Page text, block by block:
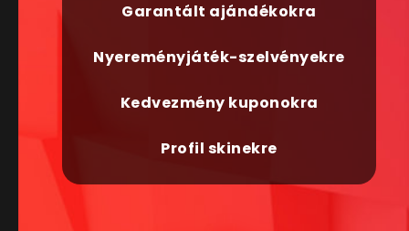
Garantált ajándékokra
Nyereményjáték-szelvényekre
Kedvezmény kuponokra
Profil skinekre